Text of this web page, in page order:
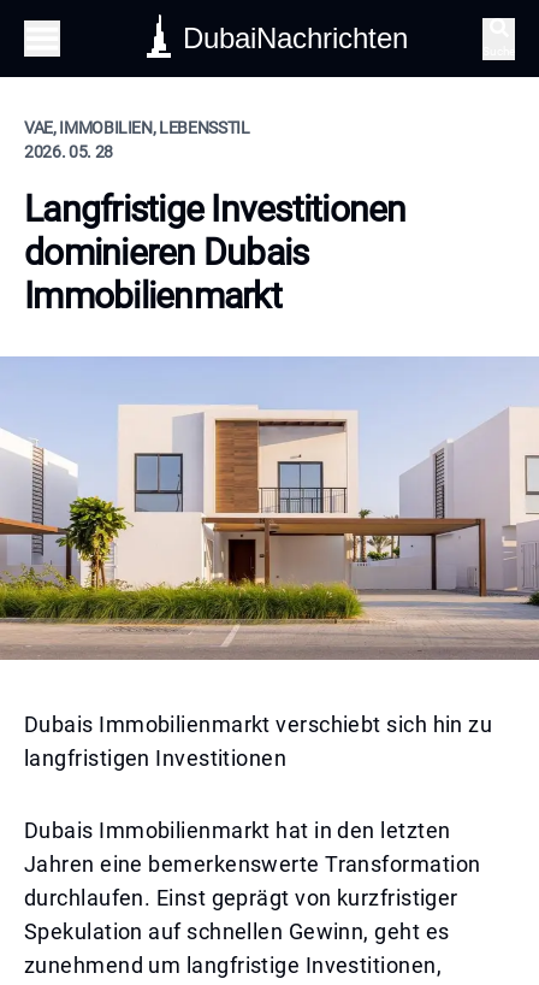
DubaiNachrichten
VAE, IMMOBILIEN, LEBENSSTIL
2026. 05. 28
Langfristige Investitionen
dominieren Dubais
Immobilienmarkt
Dubais Immobilienmarkt verschiebt sich hin zu
langfristigen Investitionen
Dubais Immobilienmarkt hat in den letzten
Jahren eine bemerkenswerte Transformation
durchlaufen. Einst geprägt von kurzfristiger
Spekulation auf schnellen Gewinn, geht es
zunehmend um langfristige Investitionen,